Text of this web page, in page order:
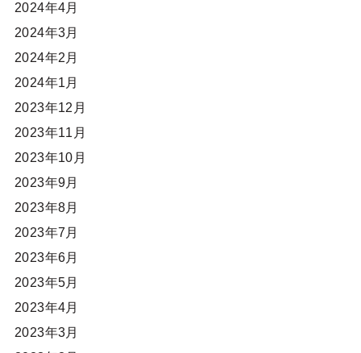
2024年4月
2024年3月
2024年2月
2024年1月
2023年12月
2023年11月
2023年10月
2023年9月
2023年8月
2023年7月
2023年6月
2023年5月
2023年4月
2023年3月